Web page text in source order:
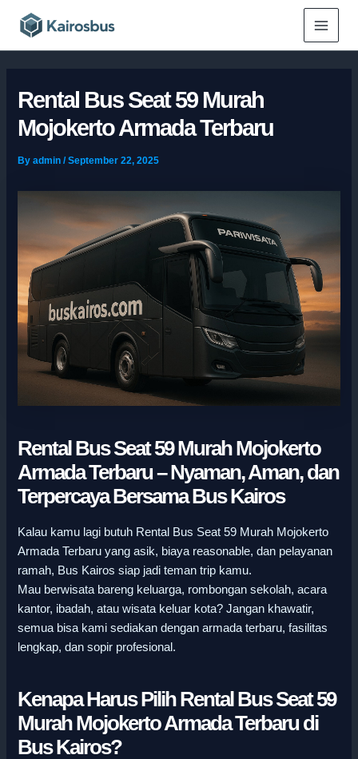
Main
Menu
Rental Bus Seat 59 Murah
Mojokerto Armada Terbaru
Byadmin/September 22, 2025
Rental Bus Seat 59 Murah Mojokerto
Armada Terbaru – Nyaman, Aman, dan
Terpercaya Bersama Bus Kairos
Kalau kamu lagi butuh Rental Bus Seat 59 Murah Mojokerto
Armada Terbaru yang asik, biaya reasonable, dan pelayanan
ramah, Bus Kairos siap jadi teman trip kamu.
Mau berwisata bareng keluarga, rombongan sekolah, acara
kantor, ibadah, atau wisata keluar kota? Jangan khawatir,
semua bisa kami sediakan dengan armada terbaru, fasilitas
lengkap, dan sopir profesional.
Kenapa Harus Pilih Rental Bus Seat 59
Murah Mojokerto Armada Terbaru di
Bus Kairos?